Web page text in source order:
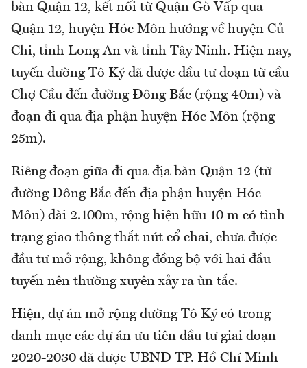
bàn Quận 12, kết nối từ Quận Gò Vấp qua
Quận 12, huyện Hóc Môn hướng về huyện Củ
Chi, tỉnh Long An và tỉnh Tây Ninh. Hiện nay,
tuyến đường Tô Ký đã được đầu tư đoạn từ cầu
Chợ Cầu đến đường Đông Bắc (rộng 40m) và
đoạn đi qua địa phận huyện Hóc Môn (rộng
25m).
Riêng đoạn giữa đi qua địa bàn Quận 12 (từ
đường Đông Bắc đến địa phận huyện Hóc
Môn) dài 2.100m, rộng hiện hữu 10 m có tình
trạng giao thông thắt nút cổ chai, chưa được
đầu tư mở rộng, không đồng bộ với hai đầu
tuyến nên thường xuyên xảy ra ùn tắc.
Hiện, dự án mở rộng đường Tô Ký có trong
danh mục các dự án ưu tiên đầu tư giai đoạn
2020-2030 đã được UBND TP. Hồ Chí Minh